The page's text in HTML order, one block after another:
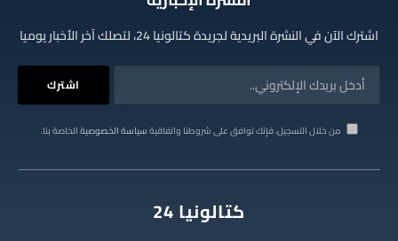
اشترك الآن في النشرة البريدية لجريدة كتالونيا 24، لتصلك آخر الأخبار يوميا
من خلال التسجيل، فإنك توافق على شروطنا واتفاقيةسياسة الخصوصيةالخاصة بنا.
كتالونيا 24